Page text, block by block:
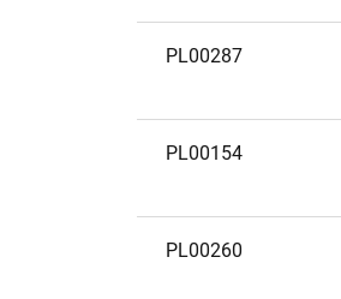
PL00287
PL00154
PL00260